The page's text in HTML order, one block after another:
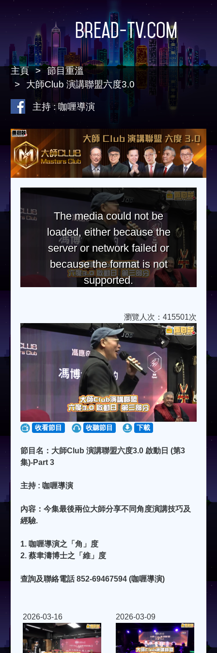
Bread-TV.com
主頁
節目重溫
大師Club 演講聯盟六度3.0
主持 : 咖喱導演
The media could not be
loaded, either because the
server or network failed or
because the format is not
supported.
瀏覽人次：415501次
收看節目 收聽節目 下載
節目名：大師Club 演講聯盟六度3.0 啟動日 (第3
集)-Part 3
主持 : 咖喱導演
內容：今集最後兩位大師分享不同角度演講技巧及
經驗.
1. 咖喱導演之「角」度
2. ⁠蔡聿濤博士之「維」度
查詢及聯絡電話 852-69467594 (咖喱導演)
2026-03-16 2026-03-09